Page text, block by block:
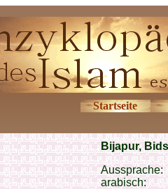
Startseite
Bijapur,
Aussprache:
arabisch: